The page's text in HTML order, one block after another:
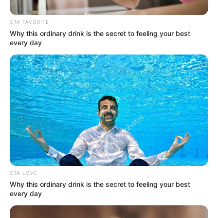
J. Adriana Pardo
Bogotanos recuperarán joya olvidada
Por:J. Adriana Pardo
Julio 30, 2025
CTA FAVORITE
Why this ordinary drink is the secret to feeling your best
every day
CTA LOVE
Why this ordinary drink is the secret to feeling your best
every day